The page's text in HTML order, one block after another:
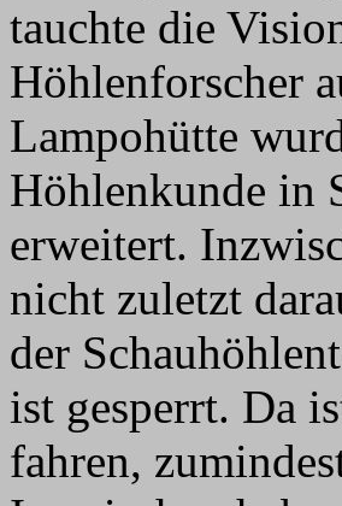
tauchte die
Höhlenforscher
Lampohütte
Höhlenkunde in
erweitert.
nicht zuletzt
der
ist gesperrt. Da
fahren,